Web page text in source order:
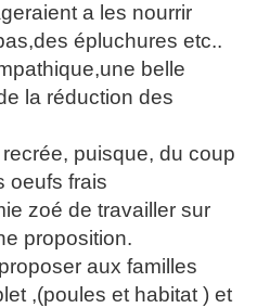
a les nourrir
épluchures etc..
belle
la réduction des
puisque, du coup
oeufs frais
zoé de travailler sur
proposition.
aux familles
,(poules et habitat ) et